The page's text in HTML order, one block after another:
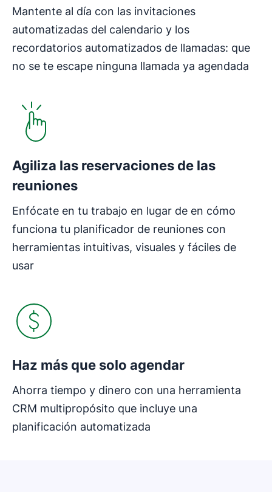
Mantente al día con las invitaciones
automatizadas del calendario y los
recordatorios automatizados de llamadas: que
no se te escape ninguna llamada ya agendada
Agiliza las reservaciones de las
reuniones
Enfócate en tu trabajo en lugar de en cómo
funciona tu planificador de reuniones con
herramientas intuitivas, visuales y fáciles de
usar
Haz más que solo agendar
Ahorra tiempo y dinero con una herramienta
CRM multipropósito que incluye una
planificación automatizada